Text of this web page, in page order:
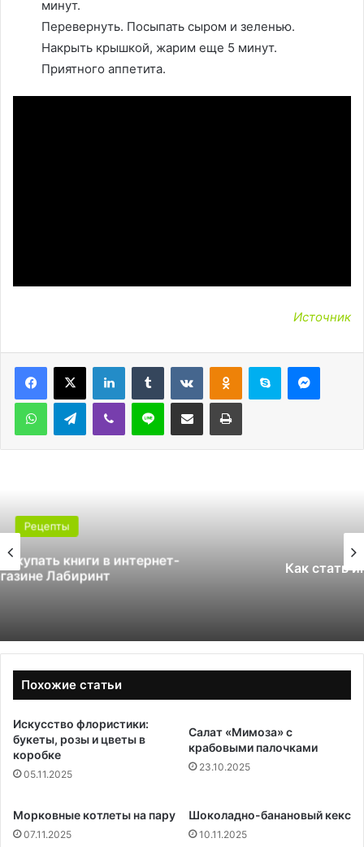
минут.
Перевернуть. Посыпать сыром и зеленью.
Накрыть крышкой, жарим еще 5 минут.
Приятного аппетита.
Источник
LinkedInTumblr ВконтактеОдноклассники
Skype
WhatsAppTelegramViber Line Поделиться через электронную почту Печатать
Как стать инструктором по сноуборду
Похожие статьи
Искусство флористики:
букеты, розы и цветы в
коробке
05.11.2025
Салат «Мимоза» с
крабовыми палочками
23.10.2025
Морковные котлеты на пару
07.11.2025
Шоколадно-банановый кекс
10.11.2025